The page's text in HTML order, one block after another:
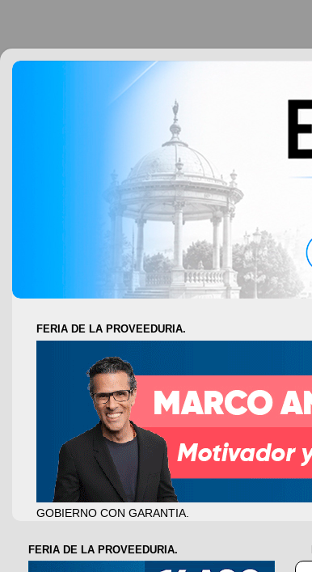
FERIA DE LA PROVEEDURIA.
GOBIERNO CON GARANTIA.
FERIA DE LA PROVEEDURIA.